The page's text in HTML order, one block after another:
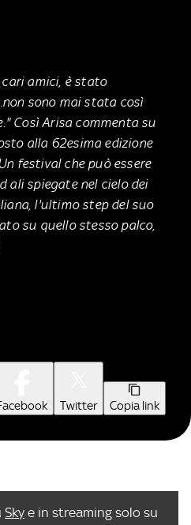
amici, è stato
sono mai stata così
Così Arisa commenta su
alla 62esima edizione
festival che può essere
ali spiegate nel cielo dei
l'ultimo step del suo
su quello stesso palco,
Twitter Copia link
Sky e in streaming solo su